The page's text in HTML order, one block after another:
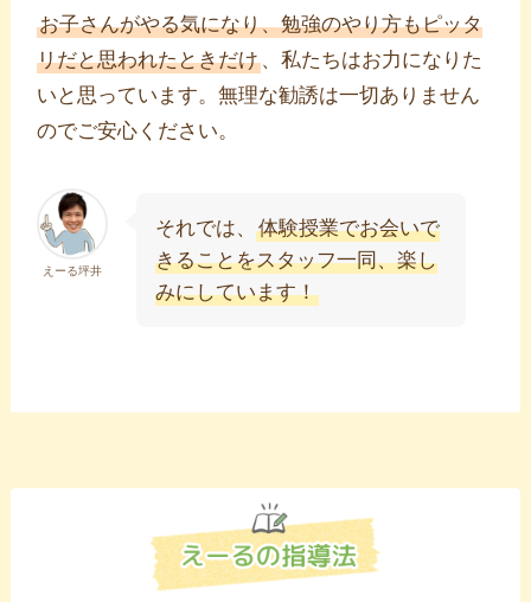
お子さんがやる気になり、勉強のやり方もピッタ
リだと思われたときだけ、私たちはお力になりた
いと思っています。無理な勧誘は一切ありません
のでご安心ください。
えーる坪井
それでは、体験授業でお会いで
きることをスタッフ一同、楽し
みにしています！